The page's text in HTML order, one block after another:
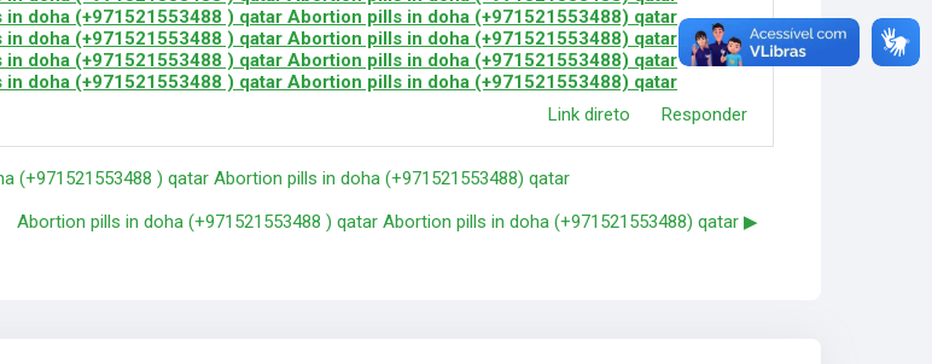
doha (+971521553488 ) qatar Abortion pills in doha (+971521553488) qatar
doha (+971521553488 ) qatar Abortion pills in doha (+971521553488) qatar
doha (+971521553488 ) qatar Abortion pills in doha (+971521553488) qatar
doha (+971521553488 ) qatar Abortion pills in doha (+971521553488) qatar
Link direto
Responder
(+971521553488 ) qatar Abortion pills in doha (+971521553488) qatar
Abortion pills in doha (+971521553488 ) qatar Abortion pills in doha (+971521553488) qatar ▶︎